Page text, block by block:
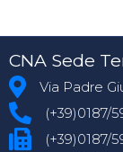
CNA Sede
Via Padre
(+39)0187/
(+39)0187/